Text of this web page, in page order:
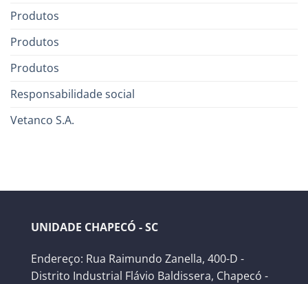
Produtos
Produtos
Produtos
Responsabilidade social
Vetanco S.A.
UNIDADE CHAPECÓ - SC
Endereço: Rua Raimundo Zanella, 400-D -
Distrito Industrial Flávio Baldissera, Chapecó -